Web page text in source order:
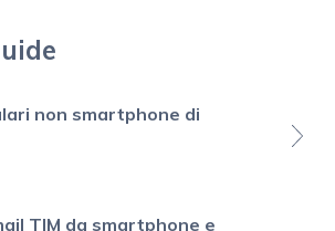
non smartphone di
TIM da smartphone e